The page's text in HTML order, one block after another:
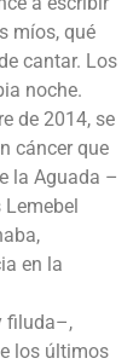
míos, qué
cantar. Los
noche.
de 2014, se
cáncer que
la Aguada –
en la
filuda–,
los últimos